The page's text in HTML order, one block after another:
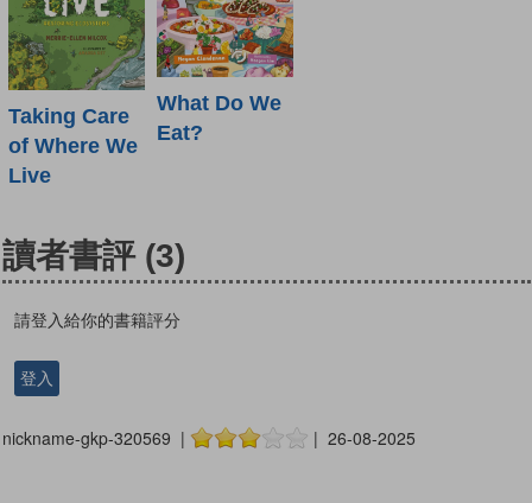
Taking Care
of Where We
Live
What Do We
Eat?
讀者書評 (3)
請登入給你的書籍評分
登入
nickname-gkp-320569 | | 26-08-2025